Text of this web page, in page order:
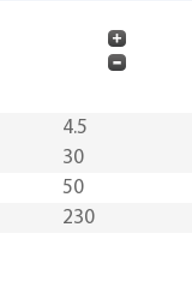
4.5
30
50
230